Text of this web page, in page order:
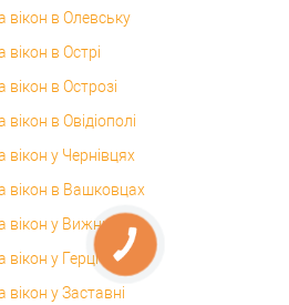
вікон в Олевську
в Острі
в Острозі
в Овідіополі
у Чернівцях
вікон в Вашковцах
у Вижниці
у Герці
у Заставні